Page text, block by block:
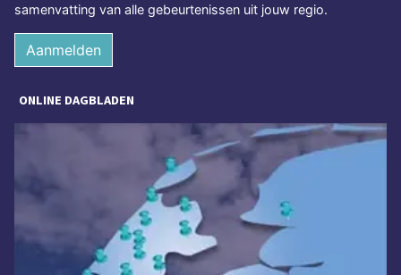
samenvatting van alle gebeurtenissen uit jouw regio.
Aanmelden
ONLINE DAGBLADEN